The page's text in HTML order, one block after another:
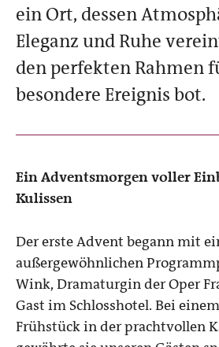
ein Ort, dessen
Eleganz und Ruhe
den perfekten Rahmen
besondere Ereignis bot.
Ein Adventsmorgen voller
Kulissen
Der erste Advent begann mit
außergewöhnlichen
Wink, Dramaturgin der Oper
Gast im Schlosshotel. Bei
Frühstück in der prachtvollen